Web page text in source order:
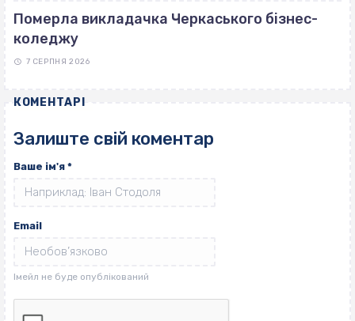
Померла викладачка Черкаського бізнес-
коледжу
7 СЕРПНЯ 2026
КОМЕНТАРІ
Залиште свій коментар
Ваше ім'я *
Email